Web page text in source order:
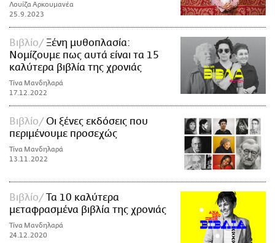
Λουίζα Αρκουμανέα
25.9.2023
Βιβλίο
Ξένη μυθοπλασία:
Νομίζουμε πως αυτά είναι τα 15
καλύτερα βιβλία της χρονιάς
Τίνα Μανδηλαρά
17.12.2022
Βιβλίο
Οι ξένες εκδόσεις που
περιμένουμε προσεχώς
Τίνα Μανδηλαρά
13.11.2022
Βιβλίο
Τα 10 καλύτερα
μεταφρασμένα βιβλία της χρονιάς
Τίνα Μανδηλαρά
24.12.2020